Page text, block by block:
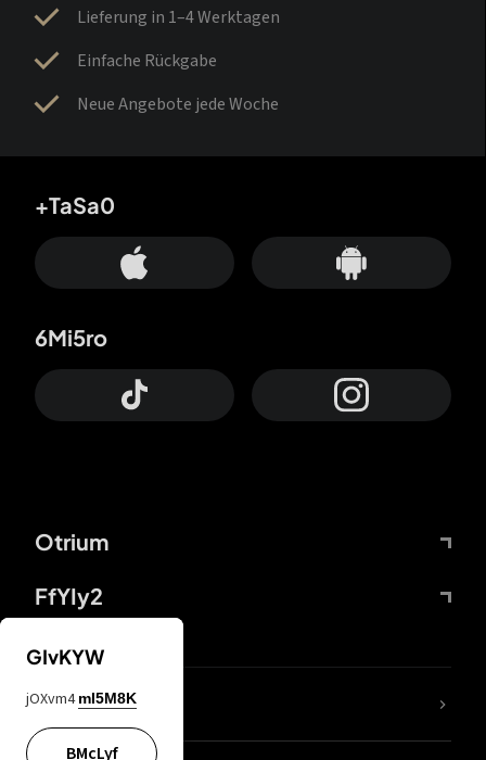
Lieferung in 1–4 Werktagen
Einfache Rückgabe
Neue Angebote jede Woche
Otrium
FfYIy2
+TaSa0
6Mi5ro
DDcvSo
GIvKYW
jOXvm4 mI5M8K
BMcLyf